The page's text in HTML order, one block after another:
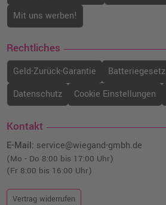
Mit uns werben!
Rechtliches
Geld-Zurück-Garantie Batteriegesetz
Datenschutz
Cookie Einstellungen
Kontakt
E-Mail: service@wiegand-gmbh.de
(Mo - Do 8:00 bis 17:00 Uhr)
(Fr 8:00 bis 16:00 Uhr)
Vertrag widerrufen